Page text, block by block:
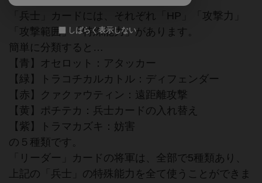
「兵士」カードには、それぞれ「HP」「攻撃力」
「攻撃範囲」「特殊能力」があります。
簡単に分類すると…
【青】オセロット：アタッカー
【緑】トラコチカルカトル：ディフェンダー
【赤】クァクァウティン：遠距離攻撃
【黄】ポチテカ：兵士カードの入れ替え
【紫】トラマカズキ：妨害
の５種類です。
「リーダー」カードの将軍は、全部で5種類あり、
上記の「兵士」の特殊能力を全て使うことができま
しばらく表示しない